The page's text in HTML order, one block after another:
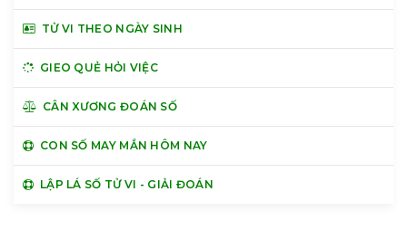
TỬ VI THEO NGÀY SINH
GIEO QUẺ HỎI VIỆC
CÂN XƯƠNG ĐOÁN SỐ
CON SỐ MAY MẮN HÔM NAY
LẬP LÁ SỐ TỬ VI - GIẢI ĐOÁN